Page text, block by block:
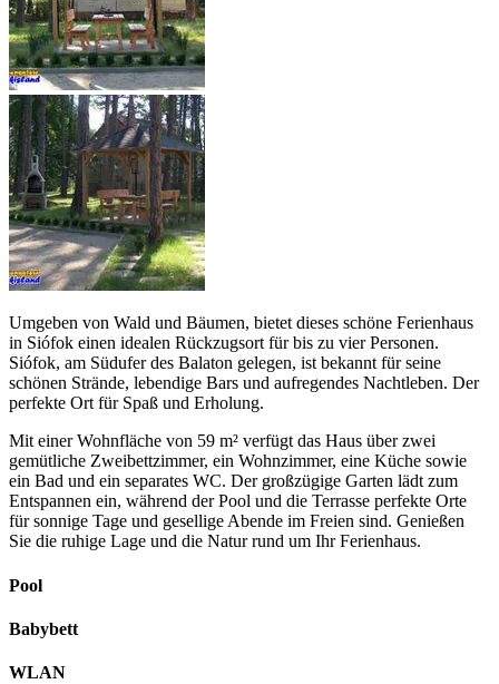
Umgeben von Wald und Bäumen, bietet dieses schöne Ferienhaus
in Siófok einen idealen Rückzugsort für bis zu vier Personen.
Siófok, am Südufer des Balaton gelegen, ist bekannt für seine
schönen Strände, lebendige Bars und aufregendes Nachtleben. Der
perfekte Ort für Spaß und Erholung.
Mit einer Wohnfläche von 59 m² verfügt das Haus über zwei
gemütliche Zweibettzimmer, ein Wohnzimmer, eine Küche sowie
ein Bad und ein separates WC. Der großzügige Garten lädt zum
Entspannen ein, während der Pool und die Terrasse perfekte Orte
für sonnige Tage und gesellige Abende im Freien sind. Genießen
Sie die ruhige Lage und die Natur rund um Ihr Ferienhaus.
Pool
Babybett
WLAN